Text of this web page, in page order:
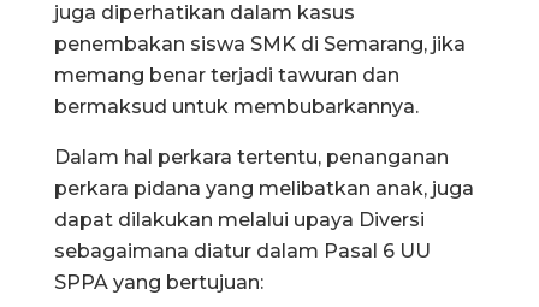
juga diperhatikan dalam kasus
penembakan siswa SMK di Semarang, jika
memang benar terjadi tawuran dan
bermaksud untuk membubarkannya.
Dalam hal perkara tertentu, penanganan
perkara pidana yang melibatkan anak, juga
dapat dilakukan melalui upaya Diversi
sebagaimana diatur dalam Pasal 6 UU
SPPA yang bertujuan: